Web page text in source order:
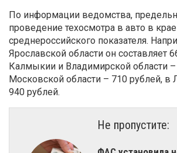
По информации ведомства,
проведение техосмотра в авто в
среднероссийского показателя.
Ярославской области он составляет
Калмыкии и Владимирской области –
Московской области – 710 рублей, в
940 рублей.
Не пропустите: